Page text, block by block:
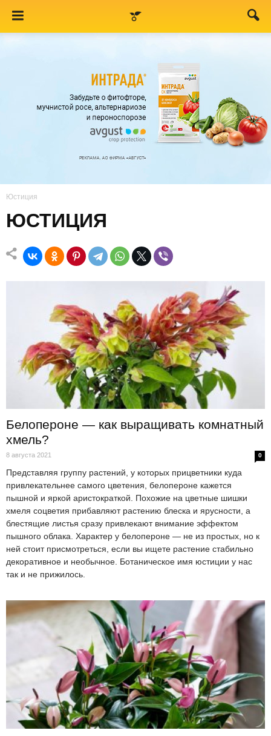
Юстиция
ЮСТИЦИЯ
Белопероне — как выращивать комнатный
хмель?
8 августа 2021 0
Представляя группу растений, у которых прицветники куда
привлекательнее самого цветения, белопероне кажется
пышной и яркой аристократкой. Похожие на цветные шишки
хмеля соцветия прибавляют растению блеска и ярусности, а
блестящие листья сразу привлекают внимание эффектом
пышного облака. Характер у белопероне — не из простых, но к
ней стоит присмотреться, если вы ищете растение стабильно
декоративное и необычное. Ботаническое имя юстиции у нас
так и не прижилось.